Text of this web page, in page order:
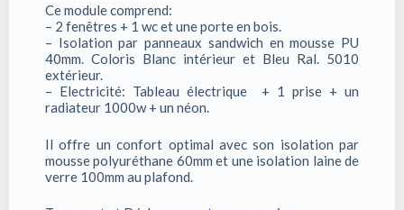
Ce module comprend:
– 2 fenêtres + 1 wc et une porte en bois.
– Isolation par panneaux sandwich en mousse PU
40mm. Coloris Blanc intérieur et Bleu Ral. 5010
extérieur.
– Electricité: Tableau électrique + 1 prise + un
radiateur 1000w + un néon.
Il offre un confort optimal avec son isolation par
mousse polyuréthane 60mm et une isolation laine de
verre 100mm au plafond.